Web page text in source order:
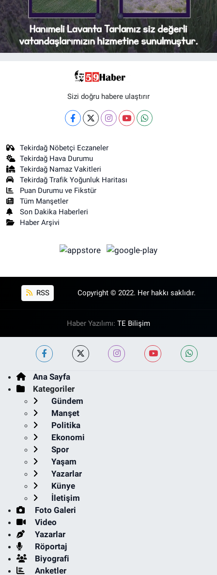
Sizi doğru habere ulaştırır
Tekirdağ Nöbetçi Eczaneler
Tekirdağ Hava Durumu
Tekirdağ Namaz Vakitleri
Tekirdağ Trafik Yoğunluk Haritası
Puan Durumu ve Fikstür
Tüm Manşetler
Son Dakika Haberleri
Haber Arşivi
RSS Copyright © 2022. Her hakkı saklıdır.
Haber Yazılımı: TE Bilişim
Ana Sayfa
Kategoriler
Gündem
Manşet
Politika
Ekonomi
Spor
Yaşam
Yazarlar
Künye
İletişim
Foto Galeri
Video
Yazarlar
Röportaj
Biyografi
Anketler